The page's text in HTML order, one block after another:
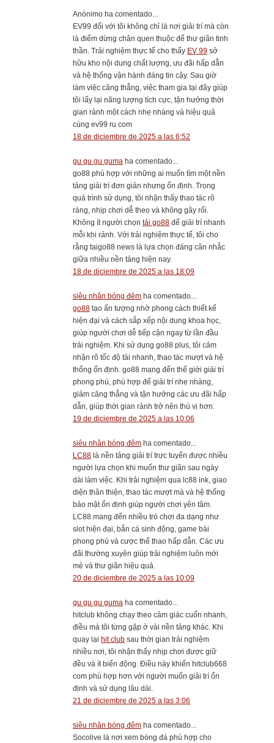
Anónimo ha comentado...
EV99 đối với tôi không chỉ là nơi giải trí mà còn
là điểm dừng chân quen thuộc để thư giãn tinh
thần. Trải nghiệm thực tế cho thấy EV 99 sở
hữu kho nội dung chất lượng, ưu đãi hấp dẫn
và hệ thống vận hành đáng tin cậy. Sau giờ
làm việc căng thẳng, việc tham gia tại đây giúp
tôi lấy lại năng lượng tích cực, tận hưởng thời
gian rảnh một cách nhẹ nhàng và hiệu quả
cùng ev99 ru com
18 de diciembre de 2025 a las 6:52
gu gu gu guma ha comentado...
go88 phù hợp với những ai muốn tìm một nền
tảng giải trí đơn giản nhưng ổn định. Trong
quá trình sử dụng, tôi nhận thấy thao tác rõ
ràng, nhịp chơi dễ theo và không gây rối.
Không ít người chọn tải go88 để giải trí nhanh
mỗi khi rảnh. Với trải nghiệm thực tế, tôi cho
rằng taigo88 news là lựa chọn đáng cân nhắc
giữa nhiều nền tảng hiện nay.
18 de diciembre de 2025 a las 18:09
siêu nhân bóng đêm ha comentado...
go88 tạo ấn tượng nhờ phong cách thiết kế
hiện đại và cách sắp xếp nội dung khoa học,
giúp người chơi dễ tiếp cận ngay từ lần đầu
trải nghiệm. Khi sử dụng go88 plus, tôi cảm
nhận rõ tốc độ tải nhanh, thao tác mượt và hệ
thống ổn định. go88 mang đến thế giới giải trí
phong phú, phù hợp để giải trí nhẹ nhàng,
giảm căng thẳng và tận hưởng các ưu đãi hấp
dẫn, giúp thời gian rảnh trở nên thú vị hơn.
19 de diciembre de 2025 a las 10:06
siêu nhân bóng đêm ha comentado...
LC88 là nền tảng giải trí trực tuyến được nhiều
người lựa chọn khi muốn thư giãn sau ngày
dài làm việc. Khi trải nghiệm qua lc88 ink, giao
diện thân thiện, thao tác mượt mà và hệ thống
bảo mật ổn định giúp người chơi yên tâm.
LC88 mang đến nhiều trò chơi đa dạng như
slot hiện đại, bắn cá sinh động, game bài
phong phú và cược thể thao hấp dẫn. Các ưu
đãi thường xuyên giúp trải nghiệm luôn mới
mẻ và thư giãn hiệu quả.
20 de diciembre de 2025 a las 10:09
gu gu gu guma ha comentado...
hitclub không chạy theo cảm giác cuốn nhanh,
điều mà tôi từng gặp ở vài nền tảng khác. Khi
quay lại hit club sau thời gian trải nghiệm
nhiều nơi, tôi nhận thấy nhịp chơi được giữ
đều và ít biến động. Điều này khiến hitclub668
com phù hợp hơn với người muốn giải trí ổn
định và sử dụng lâu dài.
21 de diciembre de 2025 a las 3:06
siêu nhân bóng đêm ha comentado...
Socolive là nơi xem bóng đá phù hợp cho